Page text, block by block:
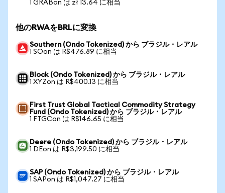
1 GRABon は zł 13.64 に相当
他のRWAをBRLに変換
Southern (Ondo Tokenized) から ブラジル・レアル
1 SOon は R$476.89 に相当
Block (Ondo Tokenized) から ブラジル・レアル
1 XYZon は R$400.13 に相当
First Trust Global Tactical Commodity Strategy
Fund (Ondo Tokenized) から ブラジル・レアル
1 FTGCon は R$146.65 に相当
Deere (Ondo Tokenized) から ブラジル・レアル
1 DEon は R$3,199.50 に相当
SAP (Ondo Tokenized) から ブラジル・レアル
1 SAPon は R$1,047.27 に相当